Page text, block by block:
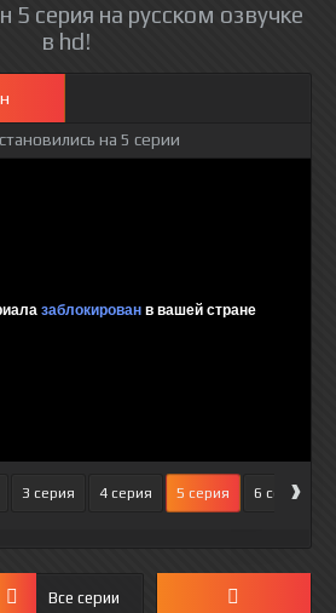
5 серия на русском озвучке
в hd!
на 5 серии
3 серия 4 серия 5 серия 6 серия
›
Все серии